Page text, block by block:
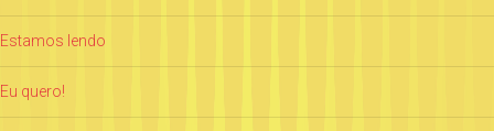
Estamos lendo
Eu quero!